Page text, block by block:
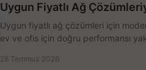
Uygun Fiyatlı Ağ
Uygun fiyatlı ağ çözümleri için
ev ve ofis için doğru performansı
28 Temmuz 2026